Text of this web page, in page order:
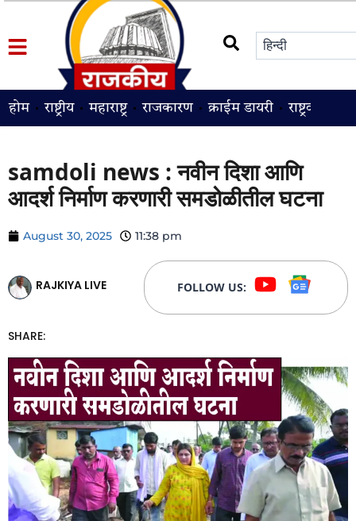
होम राष्ट्रीय महाराष्ट्र राजकारण क्राईम डायरी राष्ट्रवादी
samdoli news : नवीन दिशा आणि
आदर्श निर्माण करणारी समडोळीतील घटना
August 30, 2025 11:38 pm
RAJKIYA LIVE FOLLOW US:
SHARE: